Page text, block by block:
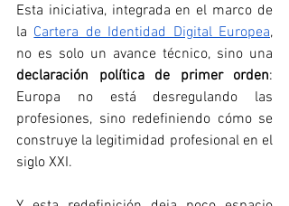
Esta iniciativa, integrada en el marco de
la Cartera de Identidad Digital Europea,
declaración política de primer orden:
Europa no está desregulando las
profesiones, sino redefiniendo cómo se
construye la legitimidad profesional en el
siglo XXI.